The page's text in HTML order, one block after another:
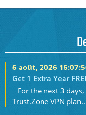
6 août, 2026
Get 1 Extra Year
For the next 3
Trust.Zone VPN